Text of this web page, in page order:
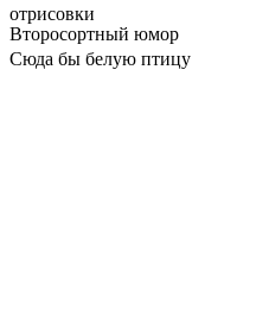
отрисовки
Второсортный юмор
Сюда бы белую птицу